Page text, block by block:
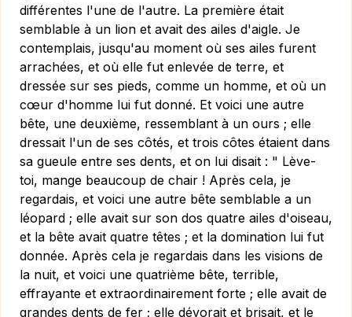
différentes l'une de l'autre. La première était
semblable à un lion et avait des ailes d'aigle. Je
contemplais, jusqu'au moment où ses ailes furent
arrachées, et où elle fut enlevée de terre, et
dressée sur ses pieds, comme un homme, et où un
cœur d'homme lui fut donné. Et voici une autre
bête, une deuxième, ressemblant à un ours ; elle
dressait l'un de ses côtés, et trois côtes étaient dans
sa gueule entre ses dents, et on lui disait : " Lève-
toi, mange beaucoup de chair ! Après cela, je
regardais, et voici une autre bête semblable a un
léopard ; elle avait sur son dos quatre ailes d'oiseau,
et la bête avait quatre têtes ; et la domination lui fut
donnée. Après cela je regardais dans les visions de
la nuit, et voici une quatrième bête, terrible,
effrayante et extraordinairement forte ; elle avait de
grandes dents de fer ; elle dévorait et brisait, et le